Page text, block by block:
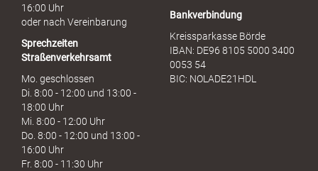
16:00 Uhr
oder nach Vereinbarung
Sprechzeiten
Straßenverkehrsamt
Mo. geschlossen
Di. 8:00 - 12:00 und 13:00 -
18:00 Uhr
Mi. 8:00 - 12:00 Uhr
Do. 8:00 - 12:00 und 13:00 -
16:00 Uhr
Fr. 8:00 - 11:30 Uhr
Bankverbindung
Kreissparkasse Börde
IBAN: DE96 8105 5000 3400
0053 54
BIC: NOLADE21HDL